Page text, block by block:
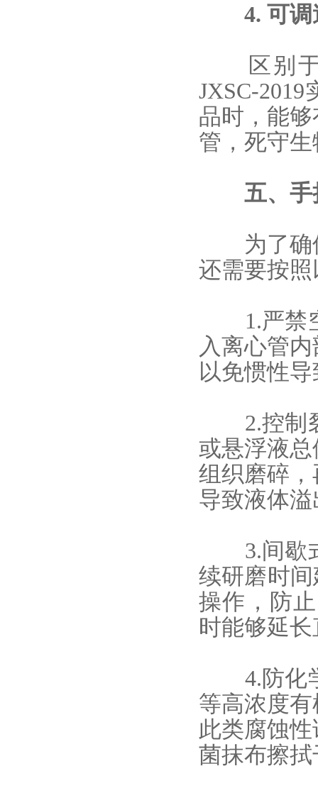
4. 可调
区别于
JXSC-
品时，能
管，死守
五、 手
为了确保
还需要按
1.严禁空
入离心管
以免惯性
2.控制裂
或悬浮液
组织磨碎
导致液体溢
3.间歇式
续研磨时
操作，防
时能够延
4.防化学
等高浓度
此类腐蚀
菌抹布擦